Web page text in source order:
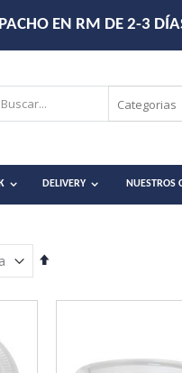
EN RM DE 2-3
DELIVERY NUESTROS